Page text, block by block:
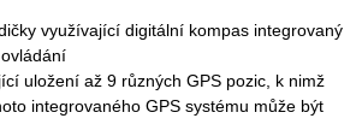
využívající digitální kompas integrovaný
uložení až 9 různých GPS pozic, k nimž
integrovaného GPS systému může být